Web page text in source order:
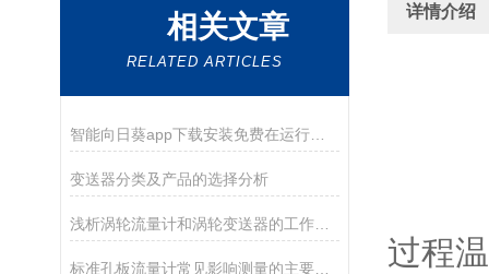
相关文章
RELATED ARTICLES
智能向日葵app下载安装免费在运行时流量不稳定怎么办
变送器分类及产品的选择分析
浅析涡轮流量计和涡轮变送器的工作原理
标准孔板流量计常见影响测量的主要因素
详情介绍
过程温